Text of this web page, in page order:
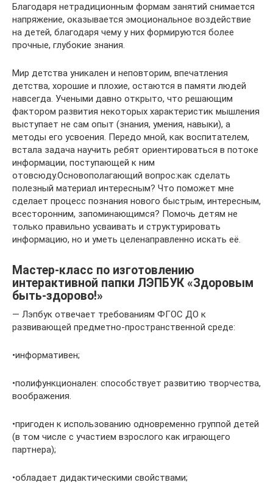
Благодаря нетрадиционным формам занятий снимается
напряжение, оказывается эмоциональное воздействие
на детей, благодаря чему у них формируются более
прочные, глубокие знания.
Мир детства уникален и неповторим, впечатления
детства, хорошие и плохие, остаются в памяти людей
навсегда. Учеными давно открыто, что решающим
фактором развития некоторых характеристик мышления
выступает не сам опыт (знания, умения, навыки), а
методы его усвоения. Передо мной, как воспитателем,
встала задача научить ребят ориентироваться в потоке
информации, поступающей к ним
отовсюду.Основополагающий вопрос:как сделать
полезный материал интересным? Что поможет мне
сделает процесс познания нового быстрым, интересным,
всесторонним, запоминающимся? Помочь детям не
только правильно усваивать и структурировать
информацию, но и уметь целенаправленно искать её.
Мастер-класс по изготовлению
интерактивной папки ЛЭПБУК «Здоровым
быть-здорово!»
— Лэпбук отвечает требованиям ФГОС ДО к
развивающей предметно-пространственной среде:
•информативен;
•полифункционален: способствует развитию творчества,
воображения.
•пригоден к использованию одновременно группой детей
(в том числе с участием взрослого как играющего
партнера);
•обладает дидактическими свойствами;